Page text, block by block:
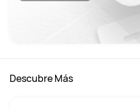
Descubre Más